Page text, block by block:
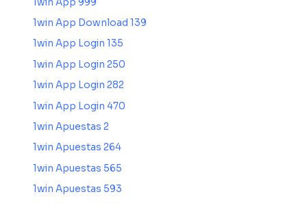
1win App Download 139
1win App Login 135
1win App Login 250
1win App Login 282
1win App Login 470
1win Apuestas 2
1win Apuestas 264
1win Apuestas 565
1win Apuestas 593